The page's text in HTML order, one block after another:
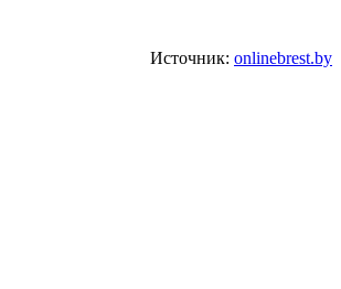
Источник: onlinebrest.by